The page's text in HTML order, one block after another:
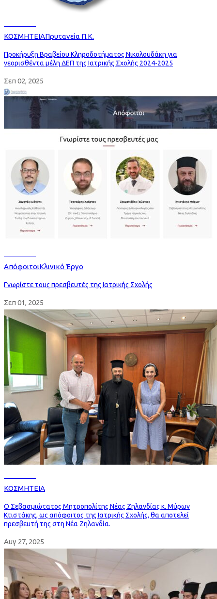
ΚΟΣΜΗΤΕΙΑΠρυτανεία Π.Κ.
Προκήρυξη Βραβείου Κληροδοτήματος Νικολουδάκη για
νεορισθέντα μέλη ΔΕΠ της Ιατρικής Σχολής 2024-2025
Σεπ 02, 2025
ΑπόφοιτοιΚλινικό Έργο
Γνωρίστε τους πρεσβευτές της Ιατρικής Σχολής
Σεπ 01, 2025
ΚΟΣΜΗΤΕΙΑ
Ο Σεβασμιώτατος Μητροπολίτης Νέας Ζηλανδίας κ. Μύρων
Κτιστάκης, ως απόφοιτος της Ιατρικής Σχολής, θα αποτελεί
πρεσβευτή της στη Νέα Ζηλανδία.
Αυγ 27, 2025